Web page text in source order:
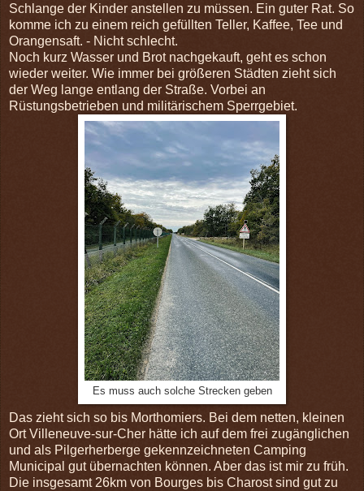
Schlange der Kinder anstellen zu müssen. Ein guter Rat. So
komme ich zu einem reich gefüllten Teller, Kaffee, Tee und
Orangensaft. - Nicht schlecht.
Noch kurz Wasser und Brot nachgekauft, geht es schon
wieder weiter. Wie immer bei größeren Städten zieht sich
der Weg lange entlang der Straße. Vorbei an
Rüstungsbetrieben und militärischem Sperrgebiet.
Es muss auch solche Strecken geben
Das zieht sich so bis Morthomiers. Bei dem netten, kleinen
Ort Villeneuve-sur-Cher hätte ich auf dem frei zugänglichen
und als Pilgerherberge gekennzeichneten Camping
Municipal gut übernachten können. Aber das ist mir zu früh.
Die insgesamt 26km von Bourges bis Charost sind gut zu